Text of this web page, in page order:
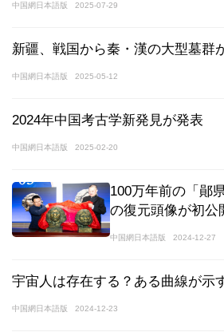
中国網日本語版 2025-07-29
新疆、戦国から秦・漢の大型墓群
中国網日本語版 2025-05-12
2024年中国考古学新発見が発表
中国網日本語版 2025-02-20
100万年前の「鄖
の復元頭像が初公
中国網日本語版 2024-12-27
宇宙人は存在する？ある曲線が示
中国網日本語版 2024-12-23